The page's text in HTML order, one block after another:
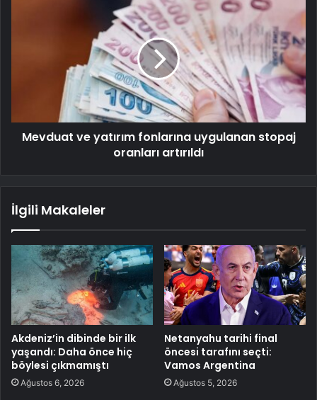
Mevduat ve yatırım fonlarına uygulanan stopaj
oranları artırıldı
İlgili Makaleler
Akdeniz’in dibinde bir ilk
yaşandı: Daha önce hiç
böylesi çıkmamıştı
Ağustos 6, 2026
Netanyahu tarihi final
öncesi tarafını seçti:
Vamos Argentina
Ağustos 5, 2026